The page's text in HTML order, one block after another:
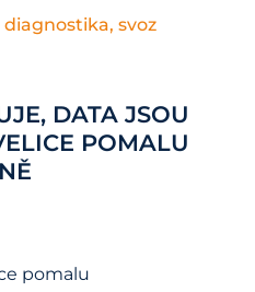
svoz
DATA JSOU
POMALU
pomalu